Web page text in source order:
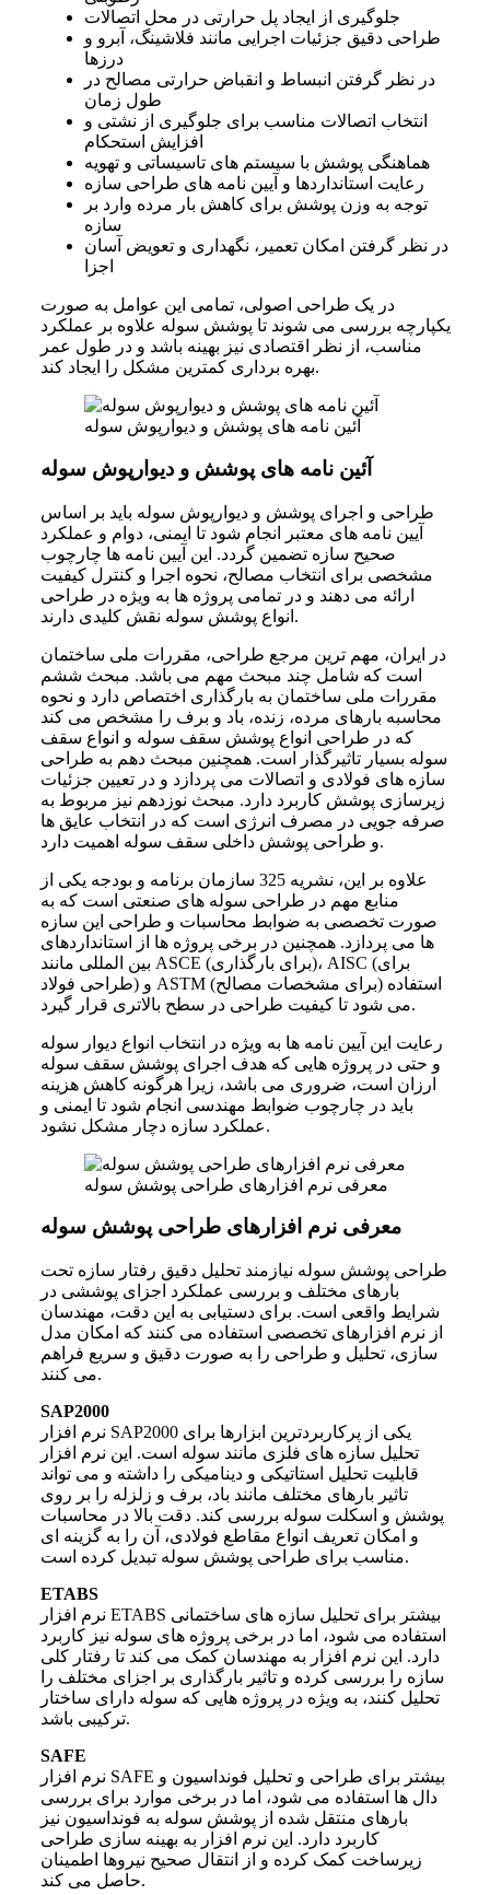
جلوگیری از ایجاد پل حرارتی در محل اتصالات
طراحی دقیق جزئیات اجرایی مانند فلاشینگ، آبرو و
درزها
در نظر گرفتن انبساط و انقباض حرارتی مصالح در
طول زمان
انتخاب اتصالات مناسب برای جلوگیری از نشتی و
افزایش استحکام
هماهنگی پوشش با سیستم های تاسیساتی و تهویه
رعایت استانداردها و آیین نامه های طراحی سازه
توجه به وزن پوشش برای کاهش بار مرده وارد بر
سازه
در نظر گرفتن امکان تعمیر، نگهداری و تعویض آسان
اجزا
در یک طراحی اصولی، تمامی این عوامل به صورت
یکپارچه بررسی می شوند تا پوشش سوله علاوه بر عملکرد
مناسب، از نظر اقتصادی نیز بهینه باشد و در طول عمر
بهره برداری کمترین مشکل را ایجاد کند.
آئین نامه های پوشش و دیوارپوش سوله
آئین نامه های پوشش و دیوارپوش سوله
طراحی و اجرای پوشش و دیوارپوش سوله باید بر اساس
آیین نامه های معتبر انجام شود تا ایمنی، دوام و عملکرد
صحیح سازه تضمین گردد. این آیین نامه ها چارچوب
مشخصی برای انتخاب مصالح، نحوه اجرا و کنترل کیفیت
ارائه می دهند و در تمامی پروژه ها به ویژه در طراحی
انواع پوشش سوله نقش کلیدی دارند.
در ایران، مهم ترین مرجع طراحی، مقررات ملی ساختمان
است که شامل چند مبحث مهم می باشد. مبحث ششم
مقررات ملی ساختمان به بارگذاری اختصاص دارد و نحوه
محاسبه بارهای مرده، زنده، باد و برف را مشخص می کند
که در طراحی انواع پوشش سقف سوله و انواع سقف
سوله بسیار تاثیرگذار است. همچنین مبحث دهم به طراحی
سازه های فولادی و اتصالات می پردازد و در تعیین جزئیات
زیرسازی پوشش کاربرد دارد. مبحث نوزدهم نیز مربوط به
صرفه جویی در مصرف انرژی است که در انتخاب عایق ها
و طراحی پوشش داخلی سقف سوله اهمیت دارد.
علاوه بر این، نشریه 325 سازمان برنامه و بودجه یکی از
منابع مهم در طراحی سوله های صنعتی است که به
صورت تخصصی به ضوابط محاسبات و طراحی این سازه
ها می پردازد. همچنین در برخی پروژه ها از استانداردهای
بین المللی مانند ASCE (برای بارگذاری)، AISC (برای
طراحی فولاد) و ASTM (برای مشخصات مصالح) استفاده
می شود تا کیفیت طراحی در سطح بالاتری قرار گیرد.
رعایت این آیین نامه ها به ویژه در انتخاب انواع دیوار سوله
و حتی در پروژه هایی که هدف اجرای پوشش سقف سوله
ارزان است، ضروری می باشد، زیرا هرگونه کاهش هزینه
باید در چارچوب ضوابط مهندسی انجام شود تا ایمنی و
عملکرد سازه دچار مشکل نشود.
معرفی نرم افزارهای طراحی پوشش سوله
معرفی نرم افزارهای طراحی پوشش سوله
طراحی پوشش سوله نیازمند تحلیل دقیق رفتار سازه تحت
بارهای مختلف و بررسی عملکرد اجزای پوششی در
شرایط واقعی است. برای دستیابی به این دقت، مهندسان
از نرم افزارهای تخصصی استفاده می کنند که امکان مدل
سازی، تحلیل و طراحی را به صورت دقیق و سریع فراهم
می کنند.
SAP2000
نرم افزار SAP2000 یکی از پرکاربردترین ابزارها برای
تحلیل سازه های فلزی مانند سوله است. این نرم افزار
قابلیت تحلیل استاتیکی و دینامیکی را داشته و می تواند
تاثیر بارهای مختلف مانند باد، برف و زلزله را بر روی
پوشش و اسکلت سوله بررسی کند. دقت بالا در محاسبات
و امکان تعریف انواع مقاطع فولادی، آن را به گزینه ای
مناسب برای طراحی پوشش سوله تبدیل کرده است.
ETABS
نرم افزار ETABS بیشتر برای تحلیل سازه های ساختمانی
استفاده می شود، اما در برخی پروژه های سوله نیز کاربرد
دارد. این نرم افزار به مهندسان کمک می کند تا رفتار کلی
سازه را بررسی کرده و تاثیر بارگذاری بر اجزای مختلف را
تحلیل کنند، به ویژه در پروژه هایی که سوله دارای ساختار
ترکیبی باشد.
SAFE
نرم افزار SAFE بیشتر برای طراحی و تحلیل فونداسیون و
دال ها استفاده می شود، اما در برخی موارد برای بررسی
بارهای منتقل شده از پوشش سوله به فونداسیون نیز
کاربرد دارد. این نرم افزار به بهینه سازی طراحی
زیرساخت کمک کرده و از انتقال صحیح نیروها اطمینان
حاصل می کند.